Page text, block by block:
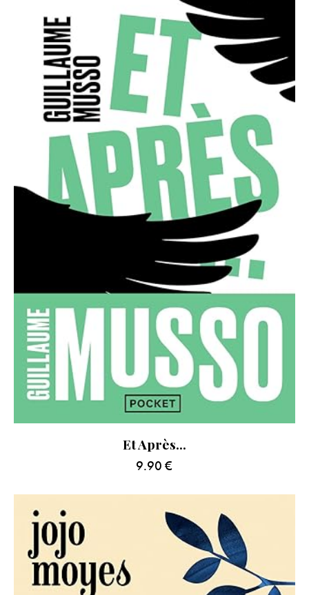
Et Après…
9.90 €